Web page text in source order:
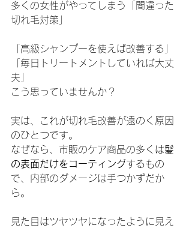
多くの女性がやってしまう「間違った
切れ毛対策」
「高級シャンプーを使えば改善する」
「毎日トリートメントしていれば大丈
夫」
こう思っていませんか？
実は、これが切れ毛改善が遠のく原因
のひとつです。
なぜなら、市販のケア商品の多くは髪
の表面だけをコーティングするもの
で、内部のダメージは手つかずだか
ら。
見た目はツヤツヤになったように見え